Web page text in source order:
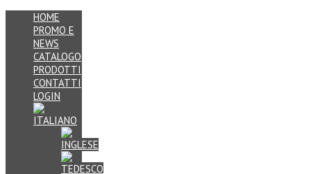
HOME
PROMO E
NEWS
CATALOGO
PRODOTTI
CONTATTI
LOGIN